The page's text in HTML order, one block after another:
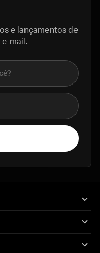
e lançamentos de
mail.